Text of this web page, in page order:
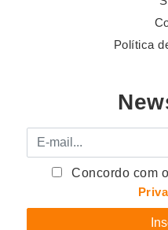
Política
E-mail
Concordo com